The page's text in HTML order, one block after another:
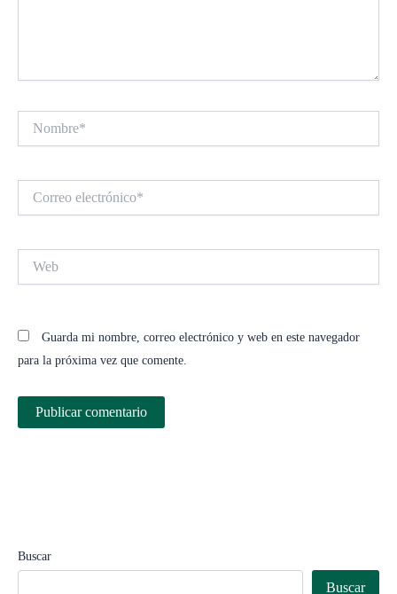
electrónico*
Guarda mi nombre, correo electrónico y web en este navegador
para la próxima vez que comente.
Buscar
Buscar